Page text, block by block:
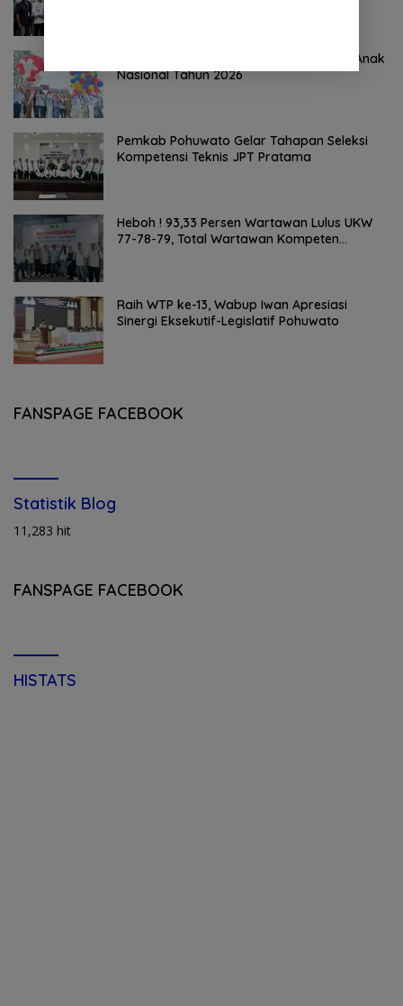
Bupati Pohuwato Buka Peringatan Hari Anak
Nasional Tahun 2026
Pemkab Pohuwato Gelar Tahapan Seleksi
Kompetensi Teknis JPT Pratama
Heboh ! 93,33 Persen Wartawan Lulus UKW
77-78-79, Total Wartawan Kompeten
Raih WTP ke-13, Wabup Iwan Apresiasi
Sinergi Eksekutif-Legislatif Pohuwato
FANSPAGE FACEBOOK
Statistik Blog
11,283 hit
FANSPAGE FACEBOOK
HISTATS